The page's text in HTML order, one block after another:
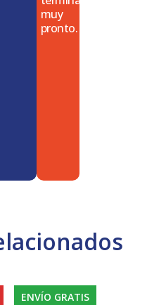
ENVÍO GRATIS
muy
pronto.